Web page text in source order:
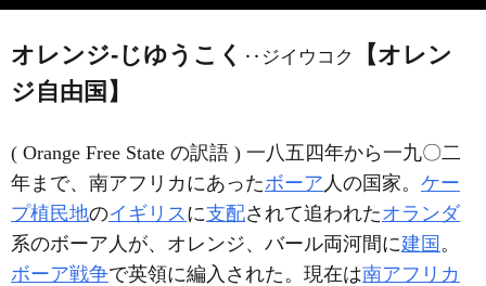
オレンジ‐じゆうこく ‥ジイウコク
【オレン
ジ自由国】
( Orange Free State の訳語 ) 一八五四年から一九〇二
年まで、南アフリカにあったボーア 人の国家。 ケー
プ植民地のイギリス に支配されて追われたオランダ
系のボーア人が、オレンジ、バール両河間に建国 。
ボーア戦争で英領に編入された。現在は南アフリカ